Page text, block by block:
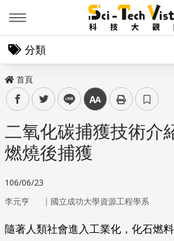
分類
首頁
facebooktwitter line 中
二氧化碳捕獲技術介
燃燒後捕獲
106/06/23
李元亨 ｜ 國立成功大學資源工程學系
隨著人類社會進入工業化，化石燃